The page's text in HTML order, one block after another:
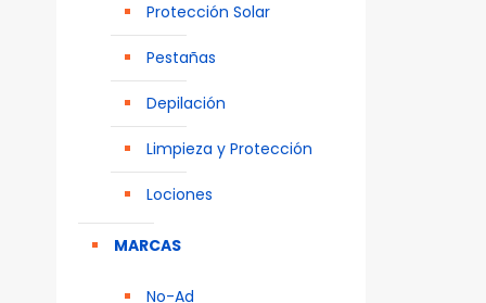
Protección Solar
Pestañas
Depilación
Limpieza y Protección
Lociones
MARCAS
No-Ad